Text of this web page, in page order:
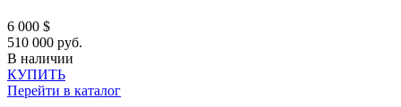
6 000 $
510 000 руб.
В наличии
КУПИТЬ
Перейти в каталог